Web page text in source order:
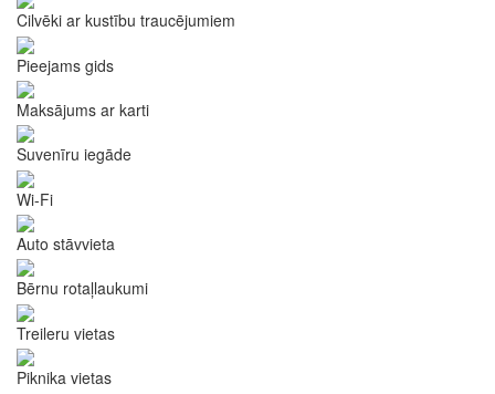
Cilvēki ar kustību traucējumiem
Pieejams gids
Maksājums ar karti
Suvenīru iegāde
Wi-Fi
Auto stāvvieta
Bērnu rotaļlaukumi
Treileru vietas
Piknika vietas